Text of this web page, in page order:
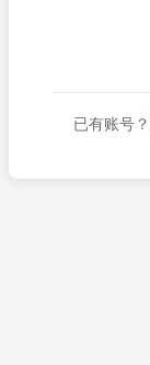
已有账号？